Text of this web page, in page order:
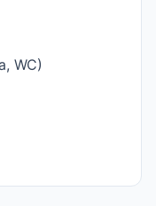
WC)